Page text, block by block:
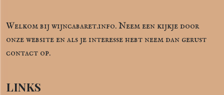
Welkom bij wijncabaret.info. Neem een kijkje door
onze website en als je interesse hebt neem dan gerust
contact op.
LINKS